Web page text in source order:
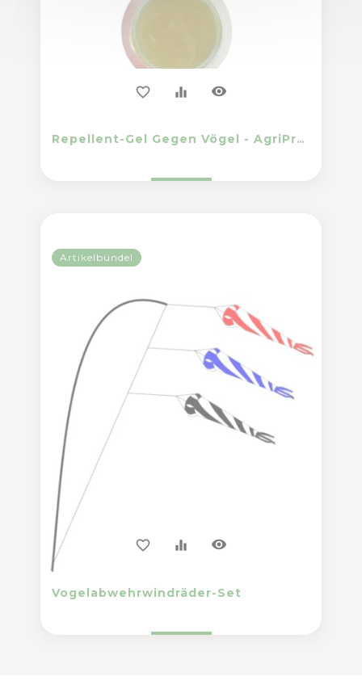
favorite_border equalizer visibility
Repellent-Gel Gegen Vögel - AgriProTech - Bird Gel
Artikelbündel
favorite_border equalizer visibility
Vogelabwehrwindräder-Set